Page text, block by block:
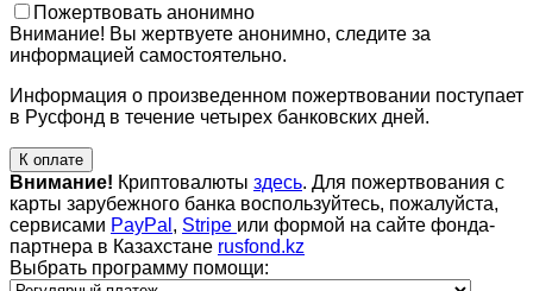
Пожертвовать анонимно
Внимание! Вы жертвуете анонимно, следите за
информацией самостоятельно.
Информация о произведенном пожертвовании поступает
в Русфонд в течение четырех банковских дней.
К оплате
Внимание! Криптовалюты здесь. Для пожертвования с
карты зарубежного банка воспользуйтесь, пожалуйста,
сервисами PayPal , Stripe или формой на сайте фонда-
партнера в Казахстане rusfond.kz
Выбрать программу помощи: